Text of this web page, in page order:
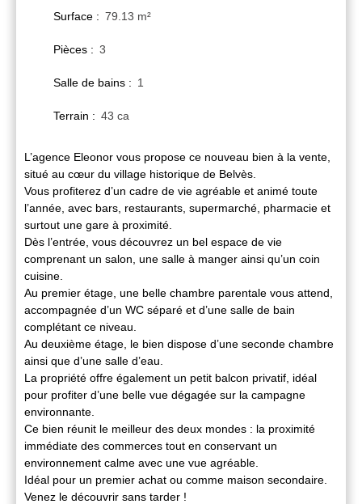
Surface : 79.13 m²
Pièces : 3
Salle de bains : 1
Terrain : 43 ca
L’agence Eleonor vous propose ce nouveau bien à la vente,
situé au cœur du village historique de Belvès.
Vous profiterez d’un cadre de vie agréable et animé toute
l’année, avec bars, restaurants, supermarché, pharmacie et
surtout une gare à proximité.
Dès l’entrée, vous découvrez un bel espace de vie
comprenant un salon, une salle à manger ainsi qu’un coin
cuisine.
Au premier étage, une belle chambre parentale vous attend,
accompagnée d’un WC séparé et d’une salle de bain
complétant ce niveau.
Au deuxième étage, le bien dispose d’une seconde chambre
ainsi que d’une salle d’eau.
La propriété offre également un petit balcon privatif, idéal
pour profiter d’une belle vue dégagée sur la campagne
environnante.
Ce bien réunit le meilleur des deux mondes : la proximité
immédiate des commerces tout en conservant un
environnement calme avec une vue agréable.
Idéal pour un premier achat ou comme maison secondaire.
Venez le découvrir sans tarder !